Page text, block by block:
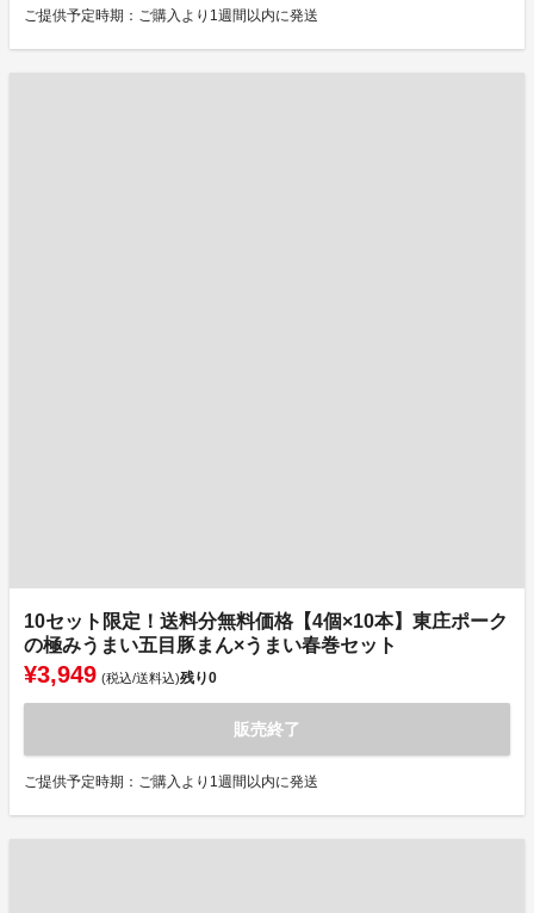
ご提供予定時期：ご購入より1週間以内に発送
10セット限定！送料分無料価格【4個×10本】東庄ポーク
の極みうまい五目豚まん×うまい春巻セット
¥3,949 (税込/送料込)残り0
販売終了
ご提供予定時期：ご購入より1週間以内に発送